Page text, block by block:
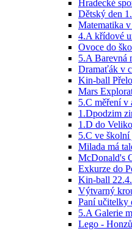
Hradecké
Dětský den
Matematika
4.A křídové
Ovoce do
5.A Barevná
Dramaťák v
Kin-ball
Mars
5.C měření v
1.Dpodzim
1.D do
5.C ve školní
Milada má
McDonald's
Exkurze do
Kin-ball 22.4.
Výtvarný
Paní učitelky
5.A Galerie
Lego -